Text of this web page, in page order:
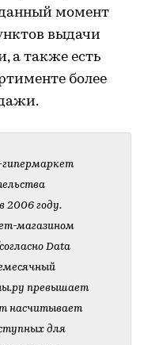
данный момент
выдачи
а также есть
более
2006 году.
магазином
Data
превышает
насчитывает
для